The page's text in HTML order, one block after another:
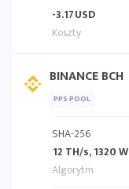
-3.17USD
BINANCE BCH
PPS POOL
SHA-256
12 TH/s, 1320 W